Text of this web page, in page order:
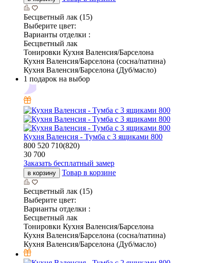
Бесцветный лак (15)
Выберите цвет:
Варианты отделки :
Бесцветный лак
Тонировки Кухня Валенсия/Барселона
Кухня Валенсия/Барселона (сосна/патина)
Кухня Валенсия/Барселона (Дуб/масло)
1 подарок на выбор
Кухня Валенсия - Тумба с 3 ящиками 800
800 520 710(820)
30 700
Заказать бесплатный замер
в корзину Товар в корзине
Бесцветный лак (15)
Выберите цвет:
Варианты отделки :
Бесцветный лак
Тонировки Кухня Валенсия/Барселона
Кухня Валенсия/Барселона (сосна/патина)
Кухня Валенсия/Барселона (Дуб/масло)